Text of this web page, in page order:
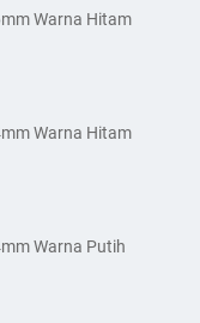
Warna Hitam
Warna Hitam
Warna Putih